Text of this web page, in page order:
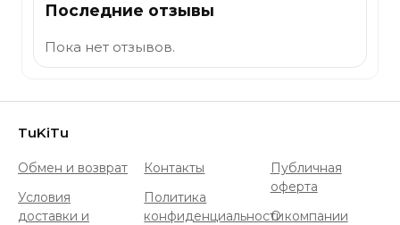
Последние отзывы
Пока нет отзывов.
TuKiTu
Обмен и возврат
Условия
доставки и
Контакты
Политика
конфиденциальности
Публичная
оферта
О компании